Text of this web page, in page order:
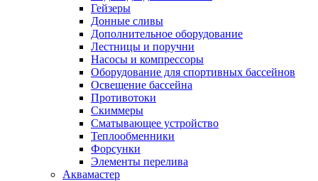
Гейзеры
Донные сливы
Дополнительное оборудование
Лестницы и поручни
Насосы и компрессоры
Оборудование для спортивных бассейнов
Освещение бассейна
Противотоки
Скиммеры
Сматывающее устройство
Теплообменники
Форсунки
Элементы перелива
Аквамастер